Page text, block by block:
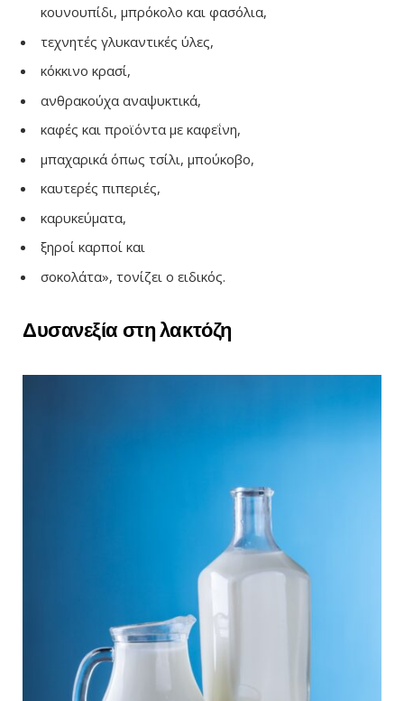
κουνουπίδι, μπρόκολο και φασόλια,
τεχνητές γλυκαντικές ύλες,
κόκκινο κρασί,
ανθρακούχα αναψυκτικά,
καφές και προϊόντα με καφεΐνη,
μπαχαρικά όπως τσίλι, μπούκοβο,
καυτερές πιπεριές,
καρυκεύματα,
ξηροί καρποί και
σοκολάτα», τονίζει ο ειδικός.
Δυσανεξία στη λακτόζη